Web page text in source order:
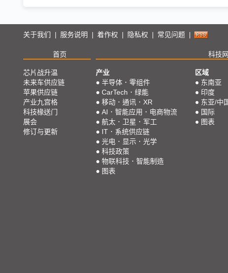
关于我们 服务说明 着作权 隐私权 常见问题
首页 科技网
芯片战升温
未来车供应链
苹果供应链
产业九宫格
科技椽送门
展会
修订与更新
产业
● 半导体．零组件
● CarTech．绿能
● 移动．通讯．XR
● AI．智能应用．电商物流
● 航太．卫星．军工
● IT．系统供应链
● 光电．显示．光学
● 科技政策
● 物联科技．智能制造
● 图表
区域
● 东南亚
● 印度
● 东亚/中
● 国际
● 图表